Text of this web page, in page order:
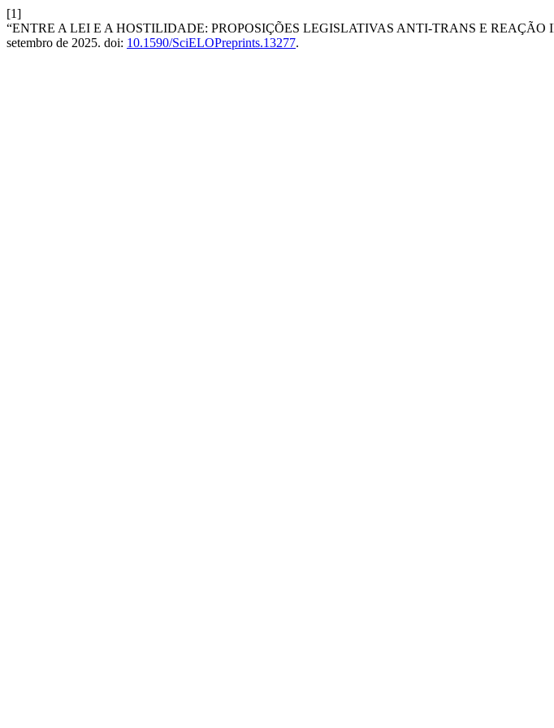
[1]
“ENTRE A LEI E A HOSTILIDADE: PROPOSIÇÕES LEGISLATIVAS ANTI-TRANS E
setembro de 2025. doi: 10.1590/SciELOPreprints.13277.